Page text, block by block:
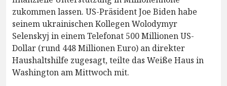
zukommen lassen. US-Präsident Joe Biden habe
seinem ukrainischen Kollegen Wolodymyr
Selenskyj in einem Telefonat 500 Millionen US-
Dollar (rund 448 Millionen Euro) an direkter
Haushaltshilfe zugesagt, teilte das Weiße Haus in
Washington am Mittwoch mit.